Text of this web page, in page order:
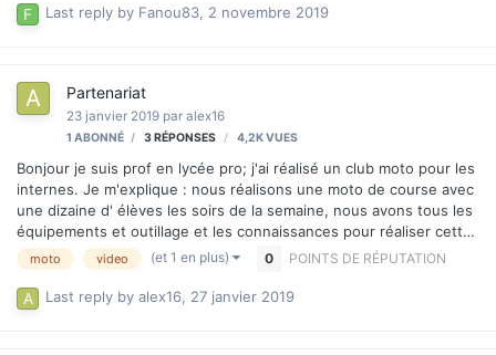
photo), et, ce que j'anime, les "compos collectives" (un binome
aléatoire est créé et a un mois pour faire un morceau, de a à z)
collectives/news/a.play,n.45181.html, et pour voir comme…
Last reply by Fanou83, 2 novembre 2019
Partenariat
23 janvier 2019 par alex16
1 ABONNÉ 3RÉPONSES 4,2KVUES
Bonjour je suis prof en lycée pro; j'ai réalisé un club moto pour les
internes. Je m'explique : nous réalisons une moto de course avec
une dizaine d' élèves les soirs de la semaine, nous avons tous les
équipements et outillage et les connaissances pour réaliser cette
moto. En revanche, nous sommes vraiment très mauvais pour les
montages vidéo qui alimente notre chaine YouTube, pour exister
médiatiquement nous avons réaliser quelques vidéos que je
pourrais vous transmettre si mon message pique votre curiosité
Last reply by alex16, 27 janvier 2019
moto video (et 1 en plus) 0 POINTS DE RÉPUTATION